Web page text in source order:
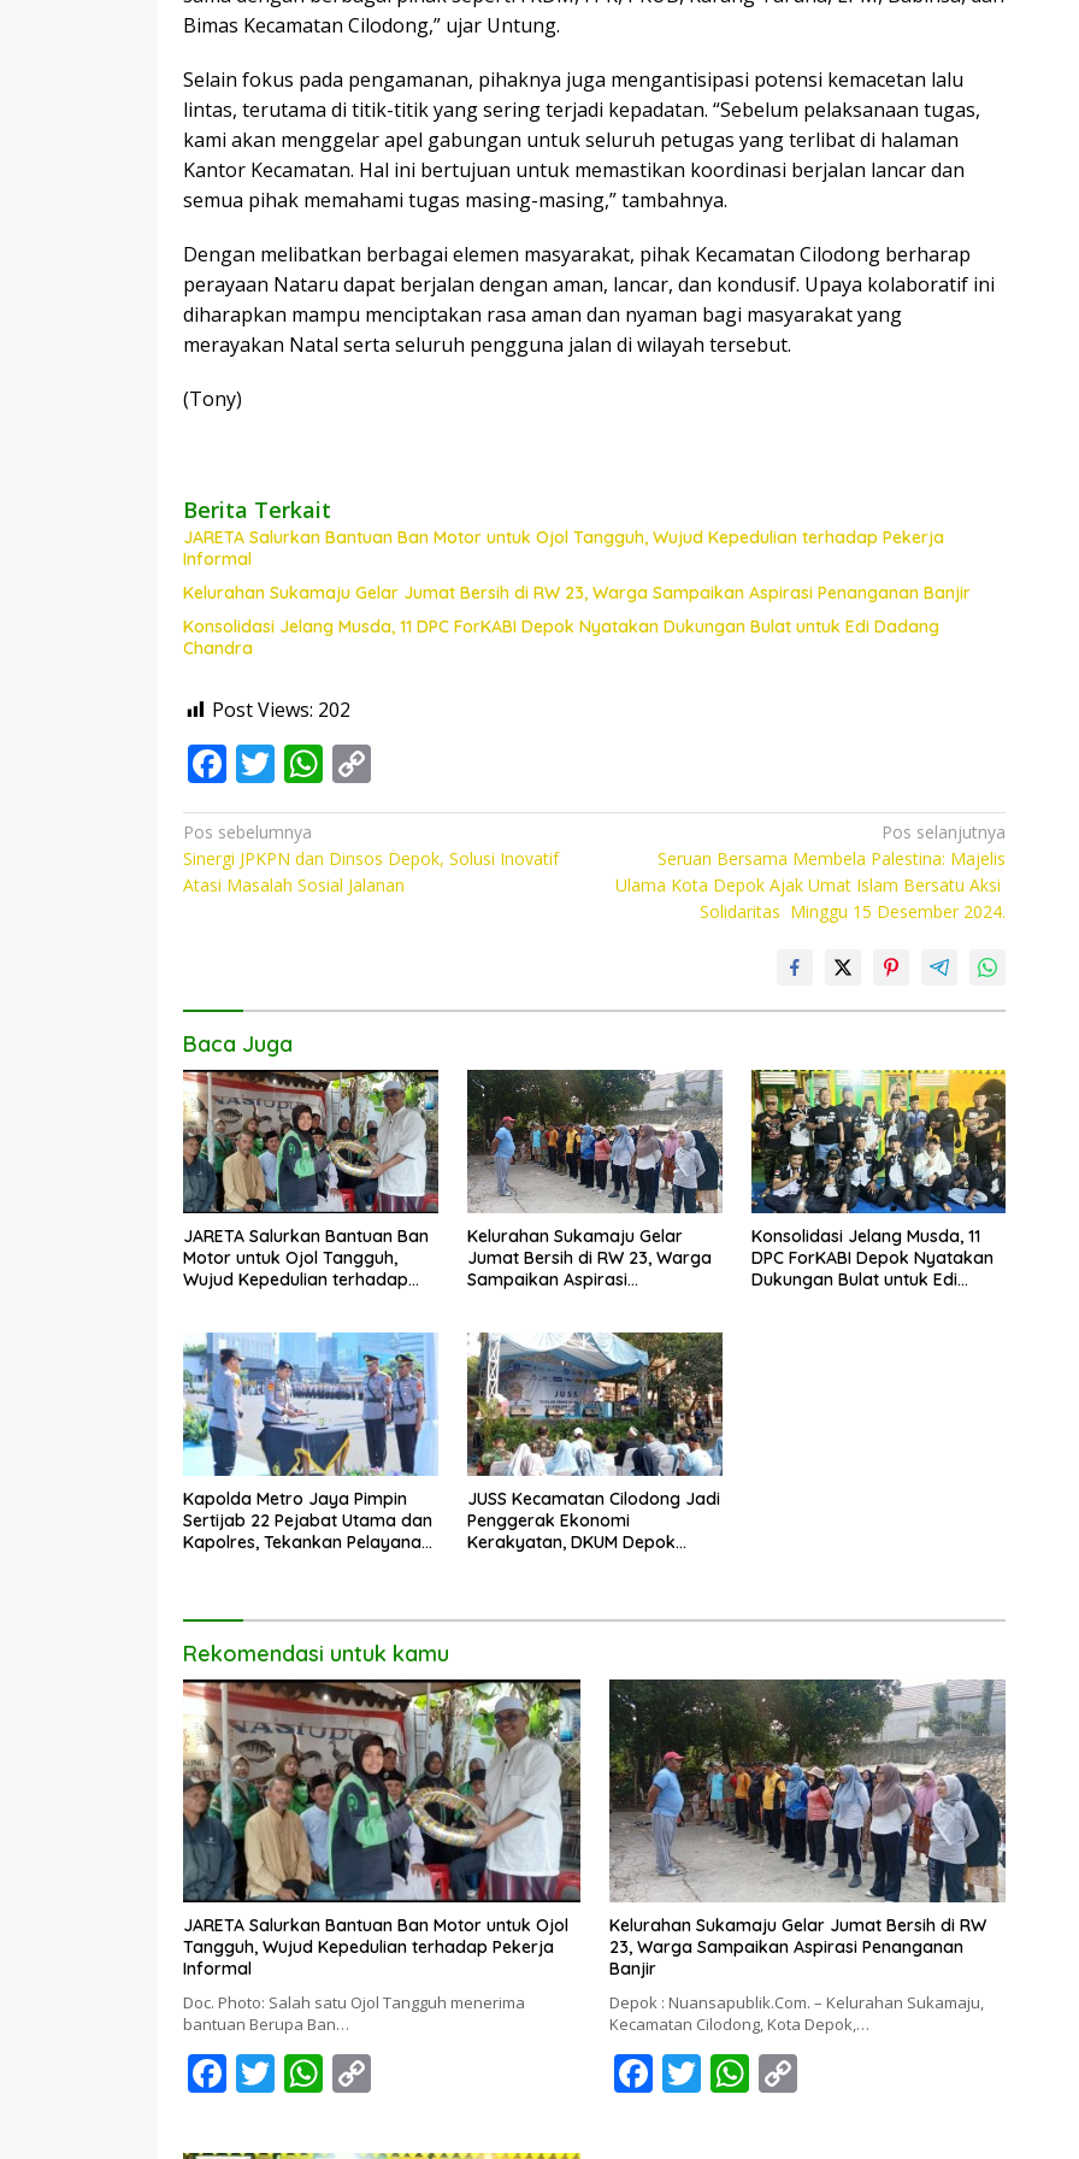
Bimas Kecamatan Cilodong,” ujar Untung.
Selain fokus pada pengamanan, pihaknya juga mengantisipasi potensi kemacetan lalu
lintas, terutama di titik-titik yang sering terjadi kepadatan. “Sebelum pelaksanaan tugas,
kami akan menggelar apel gabungan untuk seluruh petugas yang terlibat di halaman
Kantor Kecamatan. Hal ini bertujuan untuk memastikan koordinasi berjalan lancar dan
semua pihak memahami tugas masing-masing,” tambahnya.
Dengan melibatkan berbagai elemen masyarakat, pihak Kecamatan Cilodong berharap
perayaan Nataru dapat berjalan dengan aman, lancar, dan kondusif. Upaya kolaboratif ini
diharapkan mampu menciptakan rasa aman dan nyaman bagi masyarakat yang
merayakan Natal serta seluruh pengguna jalan di wilayah tersebut.
(Tony)
Berita Terkait
JARETA Salurkan Bantuan Ban Motor untuk Ojol Tangguh, Wujud Kepedulian terhadap Pekerja
Informal
Kelurahan Sukamaju Gelar Jumat Bersih di RW 23, Warga Sampaikan Aspirasi Penanganan Banjir
Konsolidasi Jelang Musda, 11 DPC ForKABI Depok Nyatakan Dukungan Bulat untuk Edi Dadang
Chandra
Post Views: 202
F
ac
e
b
T
w
itt
er
W
h
at
s
o
p
y
Navigasi
pos
Pos sebelumnya
Sinergi JPKPN dan Dinsos Depok, Solusi Inovatif
Atasi Masalah Sosial Jalanan
Pos selanjutnya
Seruan Bersama Membela Palestina: Majelis
Ulama Kota Depok Ajak Umat Islam Bersatu Aksi
Solidaritas Minggu 15 Desember 2024.
Baca Juga
JARETA Salurkan Bantuan Ban
Motor untuk Ojol Tangguh,
Wujud Kepedulian terhadap
Kelurahan Sukamaju Gelar
Jumat Bersih di RW 23, Warga
Sampaikan Aspirasi
Konsolidasi Jelang Musda, 11
DPC ForKABI Depok Nyatakan
Dukungan Bulat untuk Edi
Kapolda Metro Jaya Pimpin
Sertijab 22 Pejabat Utama dan
Kapolres, Tekankan Pelayanan
JUSS Kecamatan Cilodong Jadi
Penggerak Ekonomi
Kerakyatan, DKUM Depok
Rekomendasi untuk kamu
JARETA Salurkan Bantuan Ban Motor untuk Ojol
Tangguh, Wujud Kepedulian terhadap Pekerja
Informal
Doc. Photo: Salah satu Ojol Tangguh menerima
bantuan Berupa Ban…
F T W
Kelurahan Sukamaju Gelar Jumat Bersih di RW
23, Warga Sampaikan Aspirasi Penanganan
Banjir
Depok : Nuansapublik.Com. – Kelurahan Sukamaju,
Kecamatan Cilodong, Kota Depok,…
F T W C